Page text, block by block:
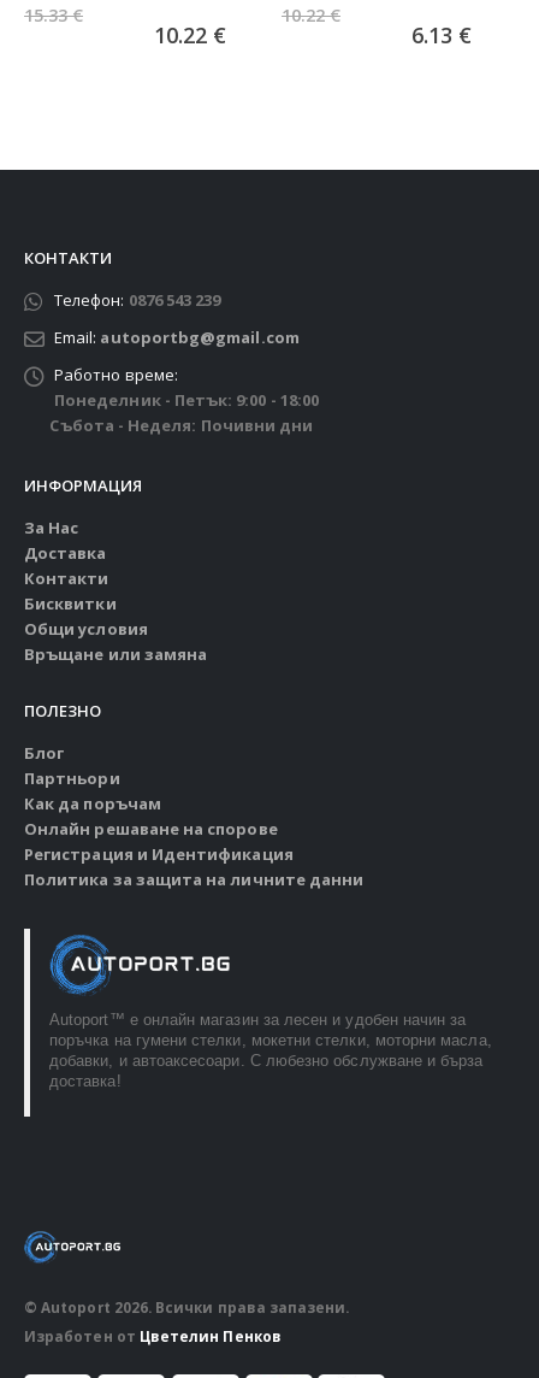
15.33€
10.22 €
10.22€
6.13 €
КОНТАКТИ
Телефон: 0876 543 239
Email: autoportbg@gmail.com
Работно време:
Понеделник - Петък: 9:00 - 18:00
Събота - Неделя: Почивни дни
ИНФОРМАЦИЯ
За Нас
Доставка
Контакти
Бисквитки
Общи условия
Връщане или замяна
ПОЛЕЗНО
Блог
Партньори
Как да поръчам
Онлайн решаване на спорове
Регистрация и Идентификация
Политика за защита на личните данни
Autoport™ e онлайн магазин за лесен и удобен начин за
поръчка на гумени стелки, мокетни стелки, моторни масла,
добавки, и автоаксесоари. С любезно обслужване и бърза
доставка!
© Autoport 2026. Всички права запазени.
Изработен от Цветелин Пенков